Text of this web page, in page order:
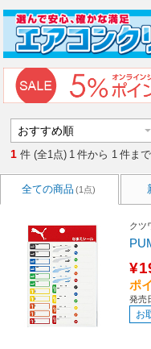
1 件 (全1点) 1 件から 1 件ま
全ての商品 (1点)
クツ
ポ
発売
お